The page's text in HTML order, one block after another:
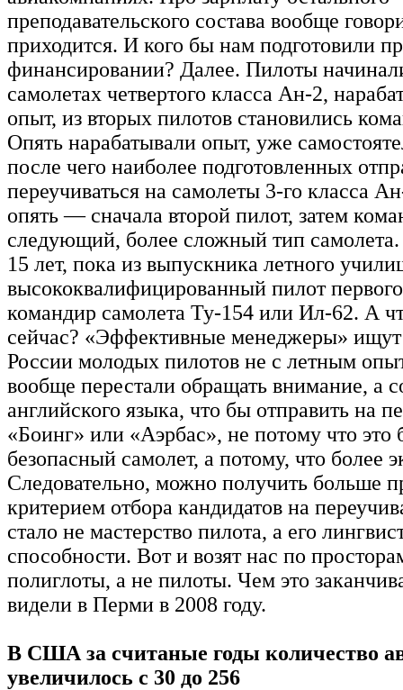
преподавательского состава вообще
приходится. И кого бы нам подготовили
финансировании? Далее. Пилоты
самолетах четвертого класса Ан-2,
опыт, из вторых пилотов становились
Опять нарабатывали опыт, уже
после чего наиболее подготовленных
переучиваться на самолеты 3-го класса
опять — сначала второй пилот, затем
следующий, более сложный тип
15 лет, пока из выпускника летного
высококвалифицированный пилот
командир самолета Ту-154 или Ил-62. А
сейчас? «Эффективные менеджеры»
России молодых пилотов не с летным
вообще перестали обращать внимание, а
английского языка, что бы отправить на
«Боинг» или «Аэрбас», не потому что это
безопасный самолет, а потому, что более
Следовательно, можно получить больше
критерием отбора кандидатов на
стало не мастерство пилота, а его
способности. Вот и возят нас по
полиглоты, а не пилоты. Чем это
видели в Перми в 2008 году.
В США за считаные годы количество
увеличилось с 30 до 256